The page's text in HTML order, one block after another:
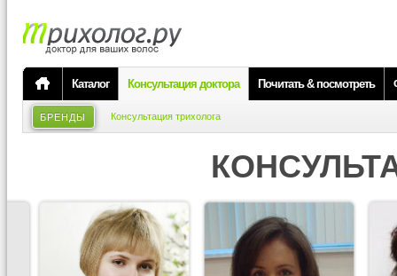
Каталог Консультация доктора Почитать & посмотреть
БРЕНДЫ Консультация трихолога